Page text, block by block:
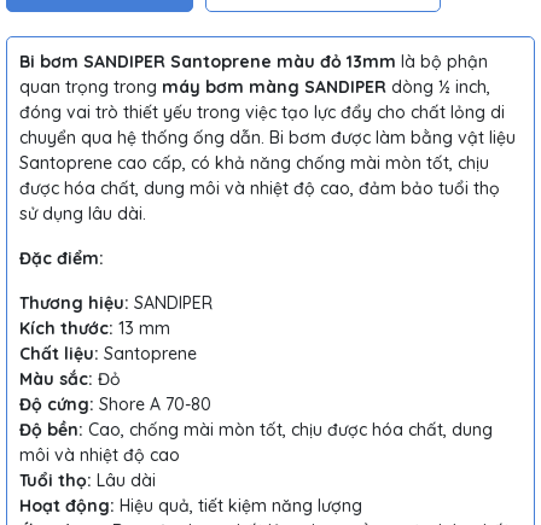
Bi bơm SANDIPER Santoprene màu đỏ 13mm là bộ phận
quan trọng trong máy bơm màng SANDIPER dòng ½ inch,
đóng vai trò thiết yếu trong việc tạo lực đẩy cho chất lỏng di
chuyển qua hệ thống ống dẫn. Bi bơm được làm bằng vật liệu
Santoprene cao cấp, có khả năng chống mài mòn tốt, chịu
được hóa chất, dung môi và nhiệt độ cao, đảm bảo tuổi thọ
sử dụng lâu dài.
Đặc điểm:
Thương hiệu: SANDIPER
Kích thước: 13 mm
Chất liệu: Santoprene
Màu sắc: Đỏ
Độ cứng: Shore A 70-80
Độ bền: Cao, chống mài mòn tốt, chịu được hóa chất, dung
môi và nhiệt độ cao
Tuổi thọ: Lâu dài
Hoạt động: Hiệu quả, tiết kiệm năng lượng